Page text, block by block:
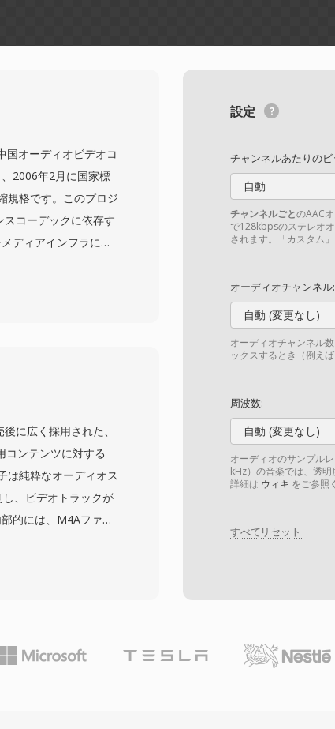
設定
チャンネルあたりの
自動
チャンネルごとのAAC
で128kbpsのステレオ
されます。「カスタム
オーディオチャンネル:
自動 (変更なし)
オーディオチャンネル
ックスするとき（例え
周波数:
自動 (変更なし)
オーディオのサンプル
kHz）の音楽では、透明
詳細は ウィキ をご参照
すべてリセット
国オーディオビデオコ
2006年2月に国家標
規格です。このプロジ
コーデックに依存す
ディアインフラに対
としていました。
でのブロッキングア
圧縮規格として承認
機への幅広い普及を
な採用は限定的です
に対応し、世界的に
能な国内代替技術を
に広く採用された、
コンテンツに対する
は純粋なオーディオス
、ビデオトラックが
的には、M4Aファイ
ビットスト
のサンプルレート
ます。Appleエコシス